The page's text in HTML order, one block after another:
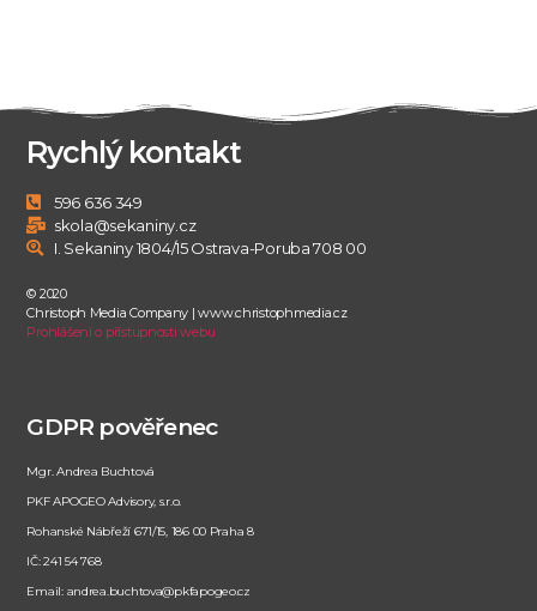
Rychlý kontakt
596 636 349
skola@sekaniny.cz
I. Sekaniny 1804/15 Ostrava-Poruba 708 00
© 2020
Christoph Media Company | www.christophmedia.cz
Prohlášení o přístupnosti webu
GDPR pověřenec
Mgr. Andrea Buchtová
PKF APOGEO Advisory, s.r.o.
Rohanské Nábřeží 671/15, 186 00 Praha 8
IČ: 241 54 768
Email: andrea.buchtova@pkfapogeo.cz